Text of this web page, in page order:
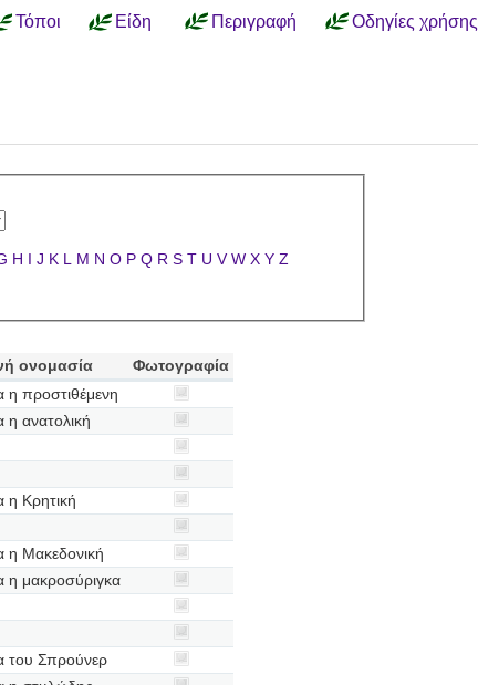
Τόποι Είδη Περιγραφή Οδηγίες χρήσης
H I J K L M N O P Q R S T U V W X Y Z
ονομασία
Φωτογραφία
η προστιθέμενη
η ανατολική
η Κρητική
η Μακεδονική
η μακροσύριγκα
του Σπρούνερ